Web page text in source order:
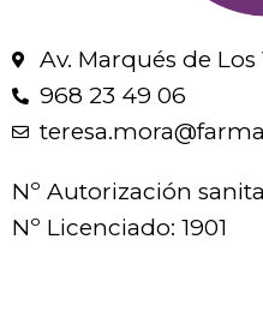
Av. Marqués de
968 23 49 06
Nº Autorización
Nº Licenciado: 1901